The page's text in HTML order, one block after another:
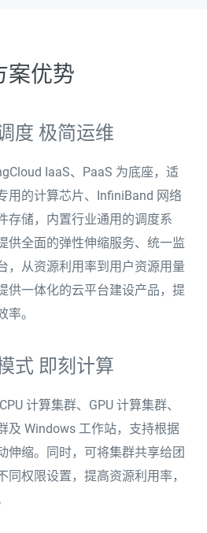
案优势
度 极简运维
IaaS、PaaS 为底座，适
用的计算芯片、InfiniBand 网络
存储，内置行业通用的调度系
供全面的弹性伸缩服务、统一监
，从资源利用率到用户资源用量
供一体化的云平台建设产品，提
率。
式 即刻计算
计算集群、GPU 计算集群、
及 Windows 工作站，支持根据
伸缩。同时，可将集群共享给团
同权限设置，提高资源利用率，